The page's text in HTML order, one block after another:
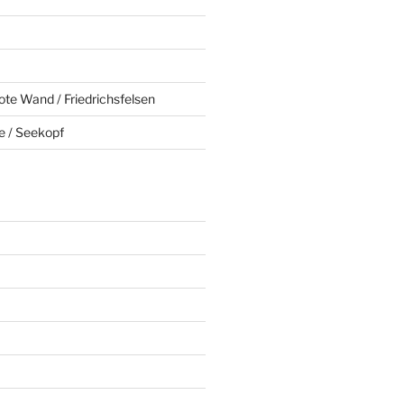
Wand / Friedrichsfelsen
/ Seekopf